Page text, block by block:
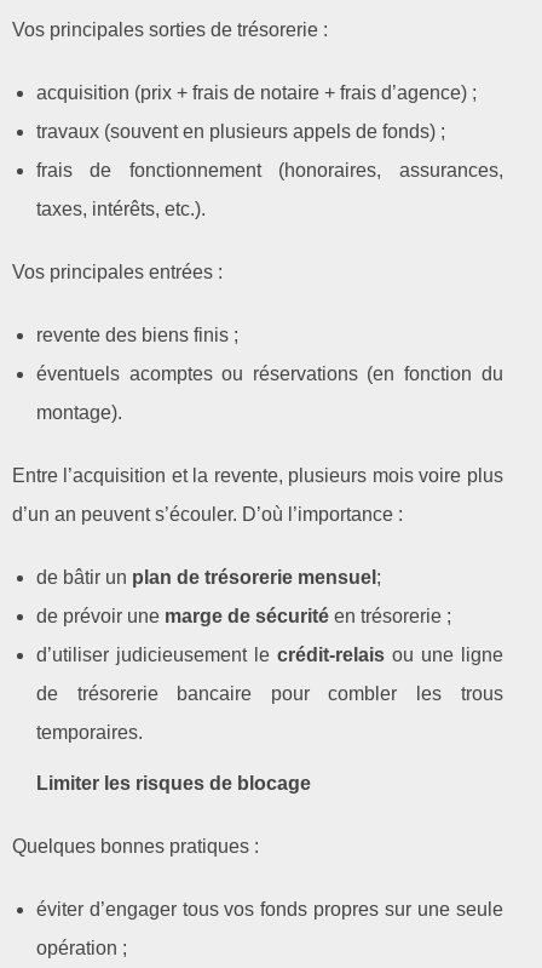
Vos principales sorties de trésorerie :
acquisition (prix + frais de notaire + frais d’agence) ;
travaux (souvent en plusieurs appels de fonds) ;
frais de fonctionnement (honoraires, assurances,
taxes, intérêts, etc.).
Vos principales entrées :
revente des biens finis ;
éventuels acomptes ou réservations (en fonction du
montage).
Entre l’acquisition et la revente, plusieurs mois voire plus
d’un an peuvent s’écouler. D’où l’importance :
de bâtir un plan de trésorerie mensuel ;
de prévoir une marge de sécurité en trésorerie ;
d’utiliser judicieusement le crédit‑relaisou une ligne
de trésorerie bancaire pour combler les trous
temporaires.
Limiter les risques de blocage
Quelques bonnes pratiques :
éviter d’engager tous vos fonds propres sur une seule
opération ;